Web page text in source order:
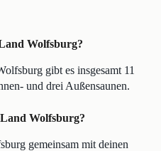
Wolfsburg?
gibt es insgesamt 11
und drei Außensaunen.
Wolfsburg?
gemeinsam mit deinen